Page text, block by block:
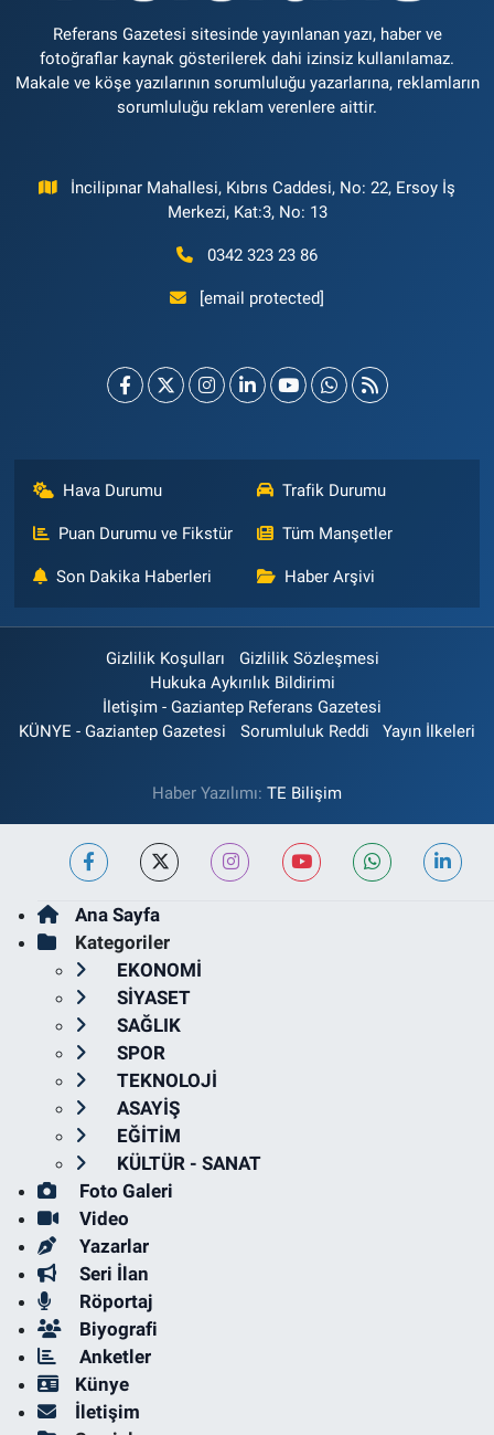
Referans Gazetesi sitesinde yayınlanan yazı, haber ve
fotoğraflar kaynak gösterilerek dahi izinsiz kullanılamaz.
Makale ve köşe yazılarının sorumluluğu yazarlarına, reklamların
sorumluluğu reklam verenlere aittir.
İncilipınar Mahallesi, Kıbrıs Caddesi, No: 22, Ersoy İş
Merkezi, Kat:3, No: 13
0342 323 23 86
[email protected]
Hava Durumu Trafik Durumu
Puan Durumu ve Fikstür Tüm Manşetler
Son Dakika Haberleri Haber Arşivi
Gizlilik Koşulları
Gizlilik Sözleşmesi
Hukuka Aykırılık Bildirimi
İletişim - Gaziantep Referans Gazetesi
KÜNYE - Gaziantep Gazetesi
Sorumluluk Reddi Yayın İlkeleri
Haber Yazılımı: TE Bilişim
Ana Sayfa
Kategoriler
EKONOMİ
SİYASET
SAĞLIK
SPOR
TEKNOLOJİ
ASAYİŞ
EĞİTİM
KÜLTÜR - SANAT
Foto Galeri
Video
Yazarlar
Seri İlan
Röportaj
Biyografi
Anketler
Künye
İletişim